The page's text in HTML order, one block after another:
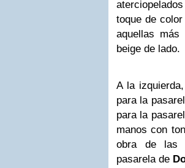
toque de
aquellas
beige de lado.
A la
para la
para la
manos con
obra de las
pasarela de